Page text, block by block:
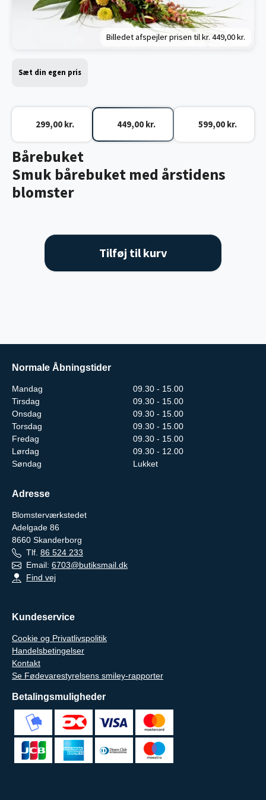
Billedet afspejler prisen til kr. 449,00 kr.
Bårebuket
Smuk bårebuket med årstidens
blomster
Sæt din egen pris
299,00 kr. 449,00 kr. 599,00 kr.
Tilføj til kurv
Normale Åbningstider
Mandag
09.30 - 15.00
Tirsdag
09.30 - 15.00
Onsdag
09.30 - 15.00
Torsdag
09.30 - 15.00
Fredag
09.30 - 15.00
Lørdag
09.30 - 12.00
Søndag
Lukket
Adresse
Blomsterværkstedet
Adelgade 86
8660 Skanderborg
Tlf. 86 524 233
Email: 6703@butiksmail.dk
Find vej
Kundeservice
Cookie og Privatlivspolitik
Handelsbetingelser
Kontakt
Se Fødevarestyrelsens smiley-rapporter
Betalingsmuligheder